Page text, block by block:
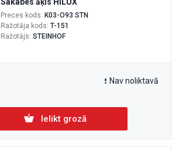
Preces kods: K03-O93 STN
Ražotāja kods: T-151
Ražotājs: STEINHOF
Nav noliktavā
Ielikt grozā